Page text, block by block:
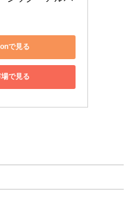
で見る
で見る